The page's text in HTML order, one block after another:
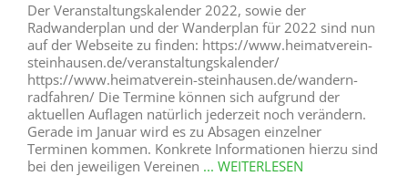
Der Veranstaltungskalender 2022, sowie der
Radwanderplan und der Wanderplan für 2022 sind nun
auf der Webseite zu finden: https://www.heimatverein-
steinhausen.de/veranstaltungskalender/
https://www.heimatverein-steinhausen.de/wandern-
radfahren/ Die Termine können sich aufgrund der
aktuellen Auflagen natürlich jederzeit noch verändern.
Gerade im Januar wird es zu Absagen einzelner
Terminen kommen. Konkrete Informationen hierzu sind
bei den jeweiligen Vereinen ... WEITERLESEN